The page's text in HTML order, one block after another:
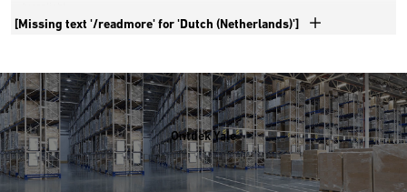
*verplicht
Land
*verplicht
[Missing text '/readmore' for 'Dutch (Netherlands)']
Ontdek Yale